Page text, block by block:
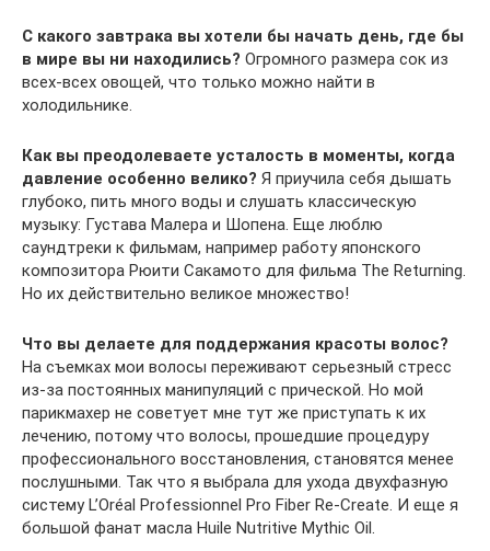
С какого завтрака вы хотели бы начать день, где бы
в мире вы ни находились? Огромного размера сок из
всех-всех овощей, что только можно найти в
холодильнике.
Как вы преодолеваете усталость в моменты, когда
давление особенно велико? Я приучила себя дышать
глубоко, пить много воды и слушать классическую
музыку: Густава Малера и Шопена. Еще люблю
саундтреки к фильмам, например работу японского
композитора Рюити Сакамото для фильма The Returning.
Но их действительно великое множество!
Что вы делаете для поддержания красоты волос?
На съемках мои волосы переживают серьезный стресс
из-за постоянных манипуляций с прической. Но мой
парикмахер не советует мне тут же приступать к их
лечению, потому что волосы, прошедшие процедуру
профессионального восстановления, становятся менее
послушными. Так что я выбрала для ухода двухфазную
систему L’Oréal Professionnel Pro Fiber Re-Create. И еще я
большой фанат масла Huile Nutritive Mythic Oil.